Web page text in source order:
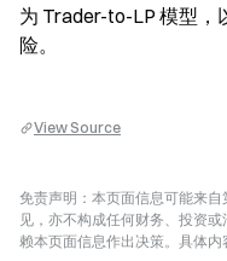
为 Trader-to-LP 模型，
险。
View Source
免责声明：本页面信息可能来
见，亦不构成任何财务、投资
赖本页面信息作出决策。具体内